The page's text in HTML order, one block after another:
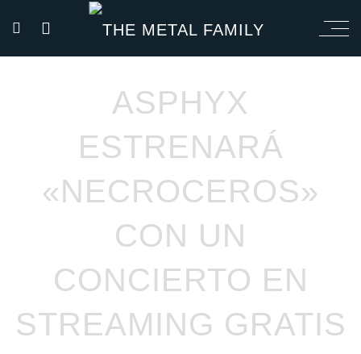
ASPHYX
ESTRENARÁ
«NECROCEROS»
CON UN
CONCIERTO EN
STREAMING GRATIS